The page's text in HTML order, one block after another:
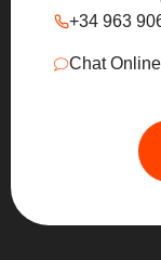
+34 963
Chat